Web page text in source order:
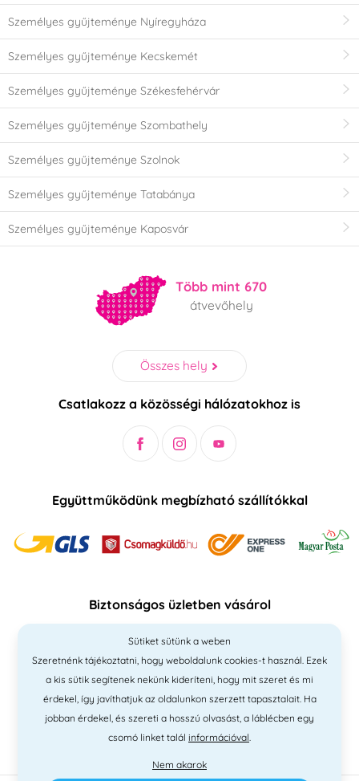
Személyes gyűjteménye Nyíregyháza
Személyes gyűjteménye Kecskemét
Személyes gyűjteménye Székesfehérvár
Személyes gyűjteménye Szombathely
Személyes gyűjteménye Szolnok
Személyes gyűjteménye Tatabánya
Személyes gyűjteménye Kaposvár
Több mint 670
átvevőhely
Összes hely
Csatlakozz a közösségi hálózatokhoz is
Együttműködünk megbízható szállítókkal
Biztonságos üzletben vásárol
Sütiket sütünk a weben
Szeretnénk tájékoztatni, hogy weboldalunk cookies-t használ. Ezek
a kis sütik segítenek nekünk kideríteni, hogy mit szeret és mi
érdekel, így javíthatjuk az oldalunkon szerzett tapasztalait. Ha
jobban érdekel, és szereti a hosszú olvasást, a láblécben egy
csomó linket talál információval.
Nem akarok